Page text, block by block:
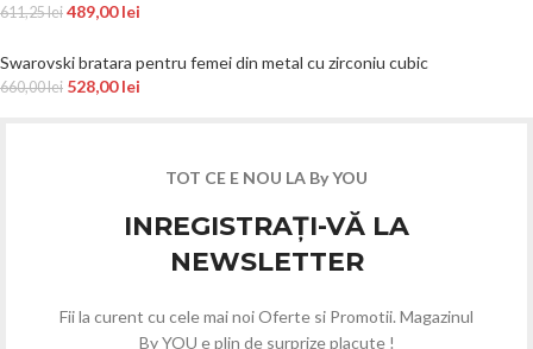
611,25lei 489,00lei
Swarovski bratara pentru femei din metal cu zirconiu cubic
660,00lei 528,00lei
TOT CE E NOU LA By YOU
INREGISTRAȚI-VĂ LA
NEWSLETTER
Fii la curent cu cele mai noi Oferte si Promotii. Magazinul
By YOU e plin de surprize placute !